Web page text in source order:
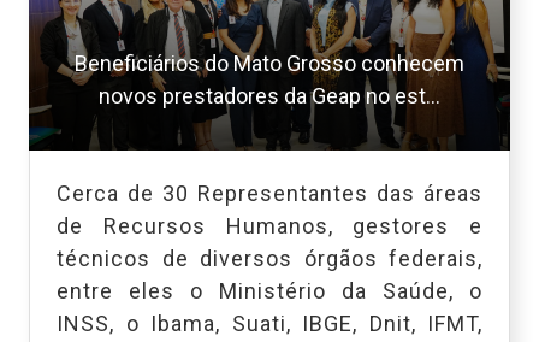
Beneficiários do Mato Grosso conhecem
novos prestadores da Geap no est...
Cerca de 30 Representantes das áreas
de Recursos Humanos, gestores e
técnicos de diversos órgãos federais,
entre eles o Ministério da Saúde, o
INSS, o Ibama, Suati, IBGE, Dnit, IFMT,